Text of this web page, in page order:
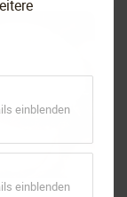
einblendenfür
einblendenfür